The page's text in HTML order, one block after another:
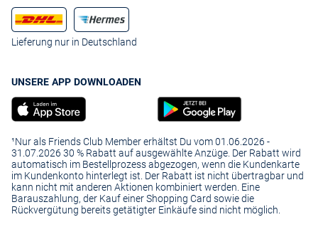
Lieferung nur in Deutschland
UNSERE APP DOWNLOADEN
¹Nur als Friends Club Member erhältst Du vom 01.06.2026 -
31.07.2026 30 % Rabatt auf ausgewählte Anzüge. Der Rabatt wird
automatisch im Bestellprozess abgezogen, wenn die Kundenkarte
im Kundenkonto hinterlegt ist. Der Rabatt ist nicht übertragbar und
kann nicht mit anderen Aktionen kombiniert werden. Eine
Barauszahlung, der Kauf einer Shopping Card sowie die
Rückvergütung bereits getätigter Einkäufe sind nicht möglich.